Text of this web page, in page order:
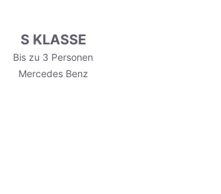
S KLASSE
Bis zu 3 Personen
Mercedes Benz